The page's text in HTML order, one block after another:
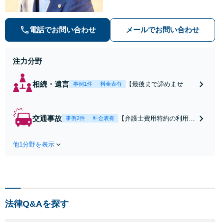
添い、不安を軽減します。まずはお
気軽にご相談ください。
電話でお問い合わせ メールでお問い合わせ
注力分野
相続・遺言 事例1件 料金表有
【最後まで諦めませ
合意してしまう前にご
交通事故 事例2件 料金表有
【弁護士費用特約の利用＆
は損をしてしまうかもしれ
他1分野を表示
法律Q&Aを探す